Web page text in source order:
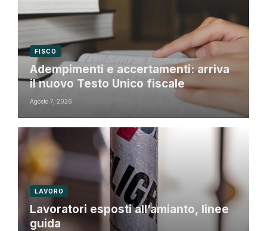
FISCO
Adempimenti e accertamenti: arriva
il nuovo Testo Unico fiscale
Agosto 7, 2026
LAVORO
Lavoratori esposti all’amianto, linee
guida